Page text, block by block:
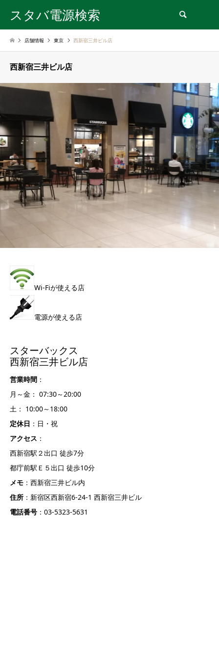
スタバ電源検索
店舗情報 東京 西新宿三井ビル店
西新宿三井ビル店
Wi-Fiが使える店
電源が使える店
スターバックス
西新宿三井ビル店
営業時間 ：
月～金： 07:30～20:00
土： 10:00～18:00
定休日 ：日・祝
アクセス ：
西新宿駅２出口 徒歩7分
都庁前駅Ｅ５出口 徒歩10分
メモ ：西新宿三井ビル内
住所 ：新宿区西新宿6-24-1 西新宿三井ビル
電話番号 ：03-5323-5631